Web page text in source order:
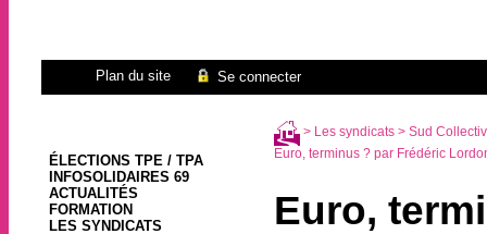
Plan du site Se connecter
ÉLECTIONS TPE / TPA
INFOSOLIDAIRES 69
ACTUALITÉS
FORMATION
LES SYNDICATS
> Les syndicats> Sud
Euro, terminus ? par Frédéric
Euro,